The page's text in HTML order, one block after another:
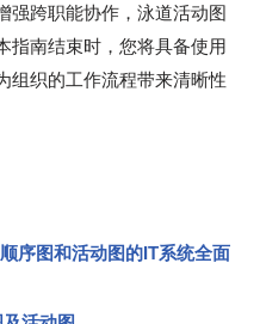
强跨职能协作，泳道活动图
指南结束时，您将具备使用
组织的工作流程带来清晰性
序图和活动图的IT系统全面